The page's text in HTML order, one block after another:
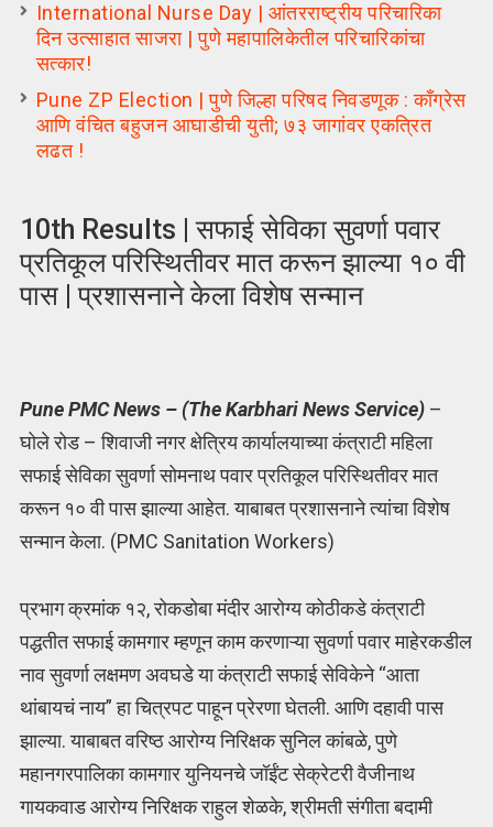
International Nurse Day | आंतरराष्ट्रीय परिचारिका
दिन उत्साहात साजरा | पुणे महापालिकेतील परिचारिकांचा
सत्कार!
Pune ZP Election | पुणे जिल्हा परिषद निवडणूक : काँग्रेस
आणि वंचित बहुजन आघाडीची युती; ७३ जागांवर एकत्रित
लढत !
10th Results | सफाई सेविका सुवर्णा पवार
प्रतिकूल परिस्थितीवर मात करून झाल्या १० वी
पास | प्रशासनाने केला विशेष सन्मान
Pune PMC News – (The Karbhari News Service) –
घोले रोड – शिवाजी नगर क्षेत्रिय कार्यालयाच्या कंत्राटी महिला
सफाई सेविका सुवर्णा सोमनाथ पवार प्रतिकूल परिस्थितीवर मात
करून १० वी पास झाल्या आहेत. याबाबत प्रशासनाने त्यांचा विशेष
सन्मान केला. (PMC Sanitation Workers)
प्रभाग क्रमांक १२, रोकडोबा मंदीर आरोग्य कोठीकडे कंत्राटी
पद्धतीत सफाई कामगार म्हणून काम करणाऱ्या सुवर्णा पवार माहेरकडील
नाव सुवर्णा लक्षमण अवघडे या कंत्राटी सफाई सेविकेने “आता
थांबायचं नाय” हा चित्रपट पाहून प्रेरणा घेतली. आणि दहावी पास
झाल्या. याबाबत वरिष्ठ आरोग्य निरिक्षक सुनिल कांबळे, पुणे
महानगरपालिका कामगार युनियनचे जॉईंट सेक्रेटरी वैजीनाथ
गायकवाड आरोग्य निरिक्षक राहुल शेळके, श्रीमती संगीता बदामी